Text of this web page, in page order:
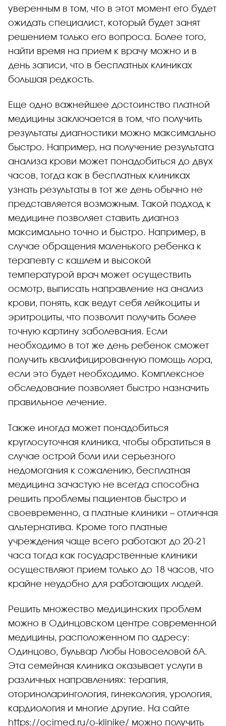
уверенным в том, что в этот момент его будет
ожидать специалист, который будет занят
решением только его вопроса. Более того,
найти время на прием к врачу можно и в
день записи, что в бесплатных клиниках
большая редкость.
Еще одно важнейшее достоинство платной
медицины заключается в том, что получить
результаты диагностики можно максимально
быстро. Например, на получение результата
анализа крови может понадобиться до двух
часов, тогда как в бесплатных клиниках
узнать результаты в тот же день обычно не
представляется возможным. Такой подход к
медицине позволяет ставить диагноз
максимально точно и быстро. Например, в
случае обращения маленького ребенка к
терапевту с кашлем и высокой
температурой врач может осуществить
осмотр, выписать направление на анализ
крови, понять, как ведут себя лейкоциты и
эритроциты, что позволит получить более
точную картину заболевания. Если
необходимо в тот же день ребенок сможет
получить квалифицированную помощь лора,
если это будет необходимо. Комплексное
обследование позволяет быстро назначить
правильное лечение.
Также иногда может понадобиться
круглосуточная клиника, чтобы обратиться в
случае острой боли или серьезного
недомогания к сожалению, бесплатная
медицина зачастую не всегда способна
решить проблемы пациентов быстро и
своевременно, а платные клиники – отличная
альтернатива. Кроме того платные
учреждения чаще всего работают до 20-21
часа тогда как государственные клиники
осуществляют прием только до 18 часов, что
крайне неудобно для работающих людей.
Решить множество медицинских проблем
можно в Одинцовском центре современной
медицины, расположенном по адресу:
Одинцово, бульвар Любы Новоселовой 6А.
Эта семейная клиника оказывает услуги в
различных направлениях: терапия,
оториноларингология, гинекология, урология,
кардиология и многие другие. На сайте
https://ocimed.ru/o-klinike/ можно получить